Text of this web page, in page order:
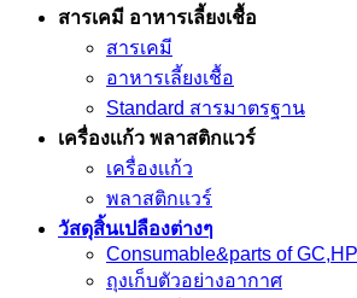
สารเคมี อาหารเลี้ยงเชื้อ
สารเคมี
อาหารเลี้ยงเชื้อ
Standard สารมาตรฐาน
เครื่องเเก้ว พลาสติกแวร์
เครื่องเเก้ว
พลาสติกแวร์
วัสดุสิ้นเปลืองต่างๆ
Consumable&parts of
ถุงเก็บตัวอย่างอากาศ